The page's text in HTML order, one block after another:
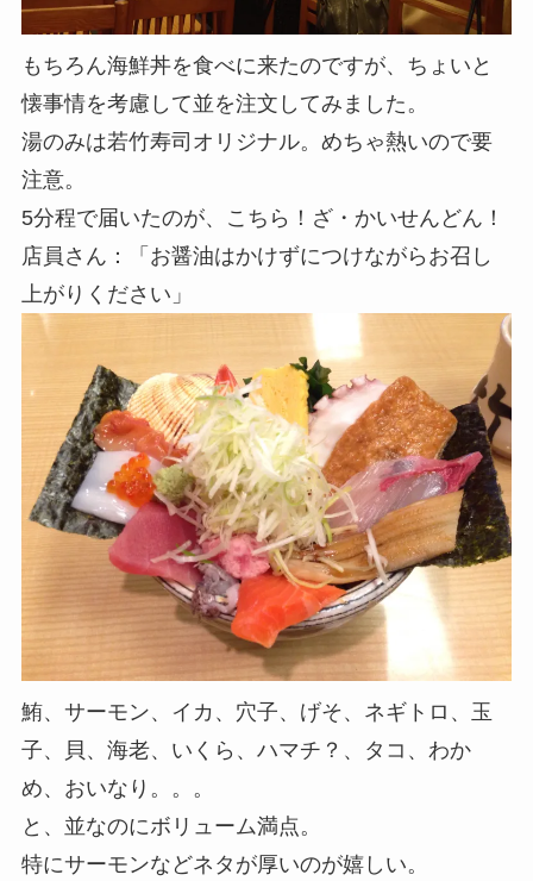
もちろん海鮮丼を食べに来たのですが、ちょいと
懐事情を考慮して並を注文してみました。
湯のみは若竹寿司オリジナル。めちゃ熱いので要
注意。
5分程で届いたのが、こちら！ざ・かいせんどん！
店員さん：「お醤油はかけずにつけながらお召し
上がりください」
鮪、サーモン、イカ、穴子、げそ、ネギトロ、玉
子、貝、海老、いくら、ハマチ？、タコ、わか
め、おいなり。。。
と、並なのにボリューム満点。
特にサーモンなどネタが厚いのが嬉しい。